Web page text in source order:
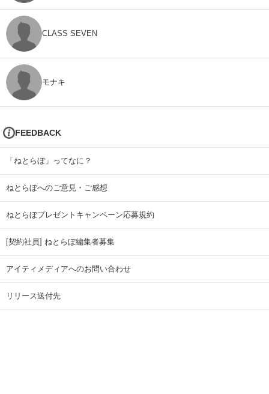
CLASS SEVEN
モナキ
FEEDBACK
「ねとらぼ」ってなに？
ねとらぼへのご意見・ご感想
ねとらぼプレゼントキャンペーン応募規約
[契約社員] ねとらぼ編集者募集
アイティメディアへのお問い合わせ
リリース送付先